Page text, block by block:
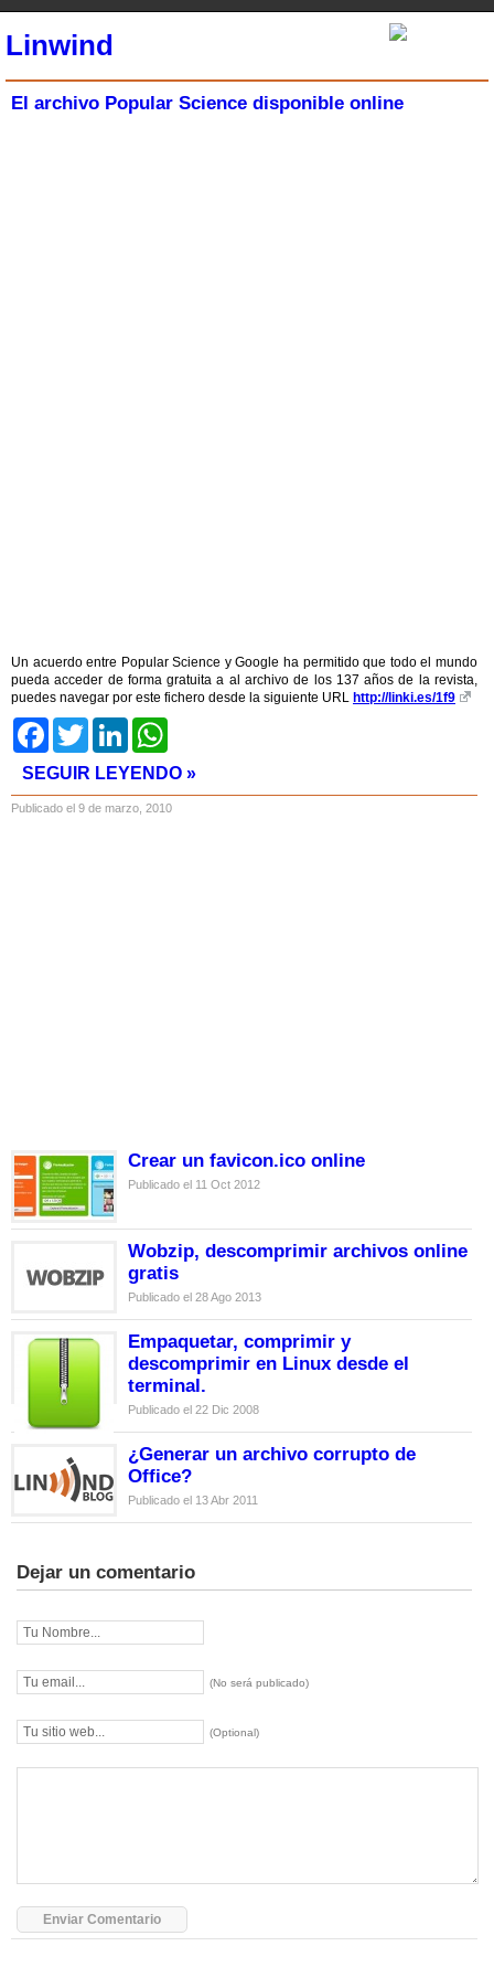
Linwind
El archivo Popular Science disponible online
Un acuerdo entre Popular Science y Google ha permitido que todo el mundo
pueda acceder de forma gratuita a al archivo de los 137 años de la revista,
puedes navegar por este fichero desde la siguiente URL http://linki.es/1f9
FacebookTwitter LinkedIn
SEGUIR LEYENDO »
Publicado el 9 de marzo, 2010
Crear un favicon.ico online
Publicado el 11 Oct 2012
Wobzip, descomprimir archivos online
gratis
Publicado el 28 Ago 2013
Empaquetar, comprimir y
descomprimir en Linux desde el
terminal.
Publicado el 22 Dic 2008
¿Generar un archivo corrupto de
Office?
Publicado el 13 Abr 2011
Dejar un comentario
(No será publicado)
(Optional)